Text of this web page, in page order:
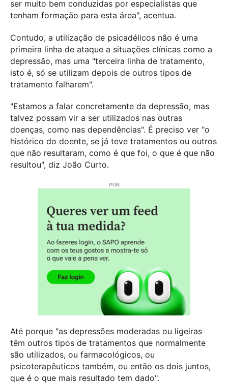
ser muito bem conduzidas por especialistas que
tenham formação para esta área", acentua.
Contudo, a utilização de psicadélicos não é uma
primeira linha de ataque a situações clínicas como a
depressão, mas uma "terceira linha de tratamento,
isto é, só se utilizam depois de outros tipos de
tratamento falharem".
"Estamos a falar concretamente da depressão, mas
talvez possam vir a ser utilizados nas outras
doenças, como nas dependências". É preciso ver "o
histórico do doente, se já teve tratamentos ou outros
que não resultaram, como é que foi, o que é que não
resultou", diz João Curto.
Até porque "as depressões moderadas ou ligeiras
têm outros tipos de tratamentos que normalmente
são utilizados, ou farmacológicos, ou
psicoterapêuticos também, ou então os dois juntos,
que é o que mais resultado tem dado".